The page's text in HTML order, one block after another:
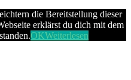
die Bereitstellung dieser
erklärst du dich mit dem
OKWeiterlesen